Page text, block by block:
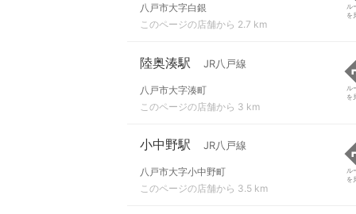
八戸市大字白銀
このページの店舗から 2.7 km
ル
を
陸奥湊駅 JR八戸線
八戸市大字湊町
このページの店舗から 3 km
ル
を
小中野駅 JR八戸線
八戸市大字小中野町
このページの店舗から 3.5 km
ル
を